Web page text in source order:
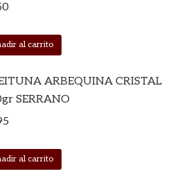
al carrito
ARBEQUINA CRISTAL
SERRANO
al carrito